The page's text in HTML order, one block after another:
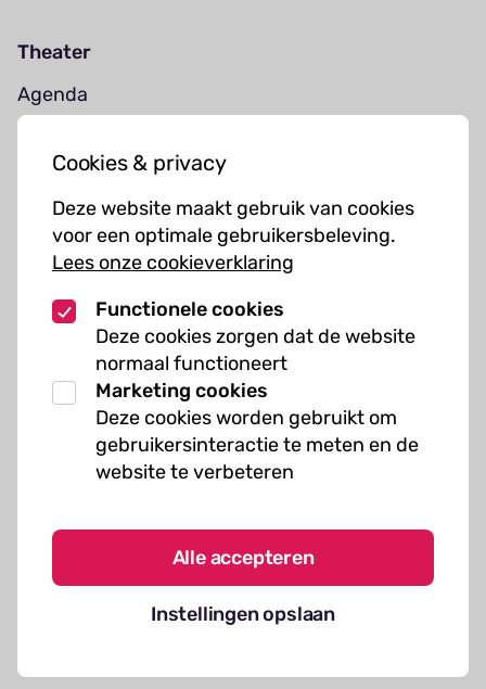
Cookies & privacy
Deze website maakt gebruik van cookies
voor een optimale gebruikersbeleving.
Lees onze cookieverklaring
Functionele cookies
Deze cookies zorgen dat de website
normaal functioneert
Marketing cookies
Deze cookies worden gebruikt om
gebruikersinteractie te meten en de
website te verbeteren
Alle accepteren
Instellingen opslaan
Theater
Agenda
Muziekcursussen
Kunst cursussen
Over ons
Organisatie
Werken bij Kielzog
Veelgestelde vragen
Algemene voorwaarden